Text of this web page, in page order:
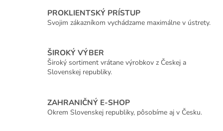
PROKLIENTSKÝ PRÍSTUP
Svojim zákazníkom vychádzame maximálne v ústrety.
ŠIROKÝ VÝBER
Široký sortiment vrátane výrobkov z Českej a
Slovenskej republiky.
ZAHRANIČNÝ E-SHOP
Okrem Slovenskej republiky, pôsobíme aj v Česku.